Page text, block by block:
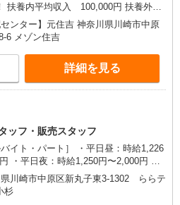
扶養内平均収入 100,000円 扶養外平
範囲内OK ◎扶養の範
高収入も応相談 働ける時間や環境に合
慮します。 収入補償 扶養内：月
月間） 扶養外：月15万円（3ヶ月間）
2,500円、13
保障期間：3か月
センター】元住吉 神奈川県川崎市中原
6 メゾン住吉
詳細を見る
ッフ・販売スタッフ
バイト・パート］ ・平日昼：時給1,226
円 ・
給1,250円〜2,000円 ※試用・研修
1,226円） 【月収例】 Aさん：
6h勤務 → 1,250円 × 6h × 16日 =
川崎市中原区新丸子東3-1302 ららテ
杉